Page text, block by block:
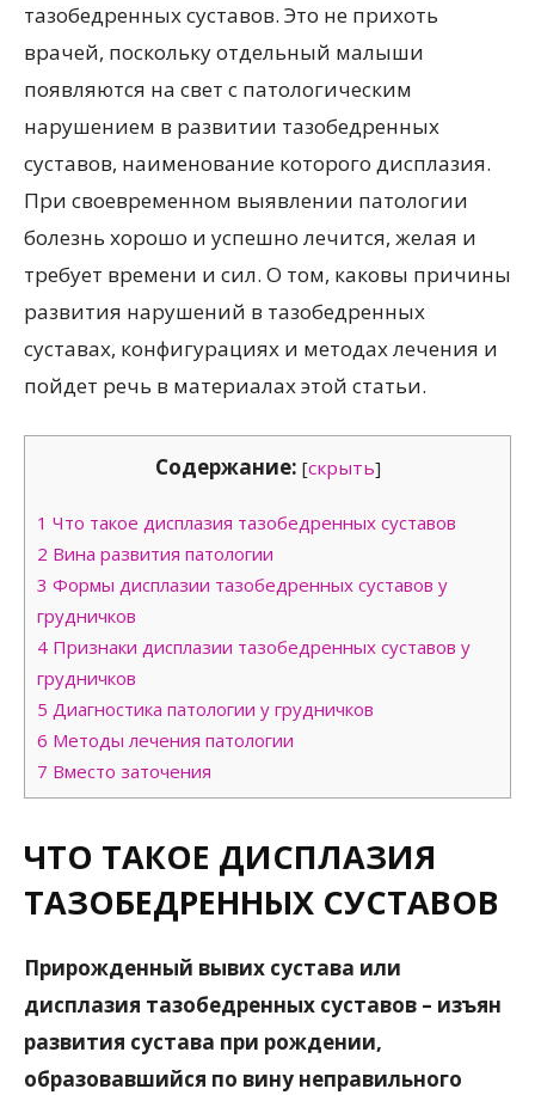
тазобедренных суставов. Это не прихоть
врачей, поскольку отдельный малыши
появляются на свет с патологическим
нарушением в развитии тазобедренных
суставов, наименование которого дисплазия.
При своевременном выявлении патологии
болезнь хорошо и успешно лечится, желая и
требует времени и сил. О том, каковы причины
развития нарушений в тазобедренных
суставах, конфигурациях и методах лечения и
пойдет речь в материалах этой статьи.
Содержание: [скрыть]
1 Что такое дисплазия тазобедренных суставов
2 Вина развития патологии
3 Формы дисплазии тазобедренных суставов у
грудничков
4 Признаки дисплазии тазобедренных суставов у
грудничков
5 Диагностика патологии у грудничков
6 Методы лечения патологии
7 Вместо заточения
ЧТО ТАКОЕ ДИСПЛАЗИЯ
ТАЗОБЕДРЕННЫХ СУСТАВОВ
Прирожденный вывих сустава или
дисплазия тазобедренных суставов – изъян
развития сустава при рождении,
образовавшийся по вину неправильного